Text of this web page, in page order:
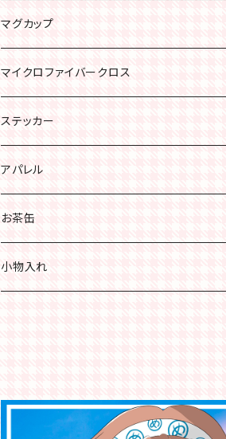
手紙セット
ノート
スケッチブック
マグカップ
マイクロファイバークロス
ステッカー
アパレル
お茶缶
小物入れ